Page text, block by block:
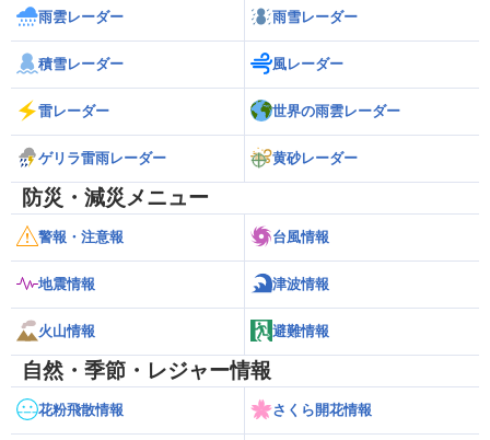
雨雲レーダー 雨雪レーダー
積雪レーダー 風レーダー
雷レーダー 世界の雨雲レーダー
ゲリラ雷雨レーダー 黄砂レーダー
防災・減災メニュー
警報・注意報 台風情報
地震情報 津波情報
火山情報 避難情報
自然・季節・レジャー情報
花粉飛散情報 さくら開花情報